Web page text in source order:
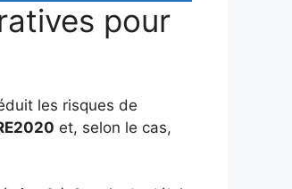
pour
les risques de
et, selon le cas,